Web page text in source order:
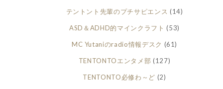
テントント先輩のプチサピエンス (14)
ASD＆ADHD的マインクラフト (53)
MC Yutaniのradio情報デスク (61)
TENTONTOエンタメ部 (127)
TENTONTO必修わ～ど (2)